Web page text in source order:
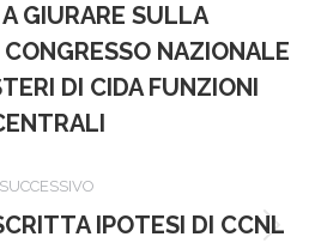
Post
precedente:
GIURARE SULLA
NAZIONALE
DI CIDA FUNZIONI
SUCCESSIVO
ProssimoIPOTESI DI CCNL